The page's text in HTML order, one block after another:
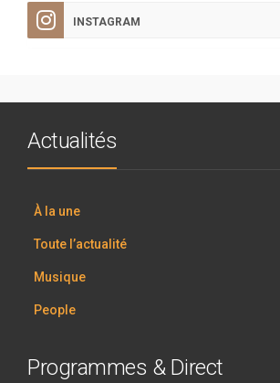
INSTAGRAM
Actualités
À la une
Toute l’actualité
Musique
People
Programmes & Direct